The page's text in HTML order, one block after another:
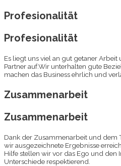
Profesionalität
Profesionalität
Es liegt uns viel an gut getaner
Partner auf.Wir unterhalten gute
machen das Business ehrlich und
Zusammenarbeit
Zusammenarbeit
Dank der Zusammenarbeit und dem
wir ausgezeichnete Ergebnisse
Hilfe stellen wir vor das Ego und den
Unterschiede respektierend.